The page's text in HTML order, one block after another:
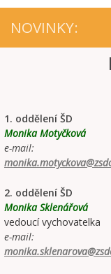
NOVINKY:
1. oddělení ŠD
Monika Motyčková
e-mail:
2. oddělení ŠD
Monika Sklenářová
vedoucí vychovatelka
e-mail: